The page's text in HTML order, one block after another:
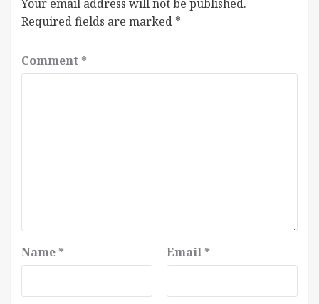
Your email address will not be published.
Required fields are marked *
Comment *
Name * Email *